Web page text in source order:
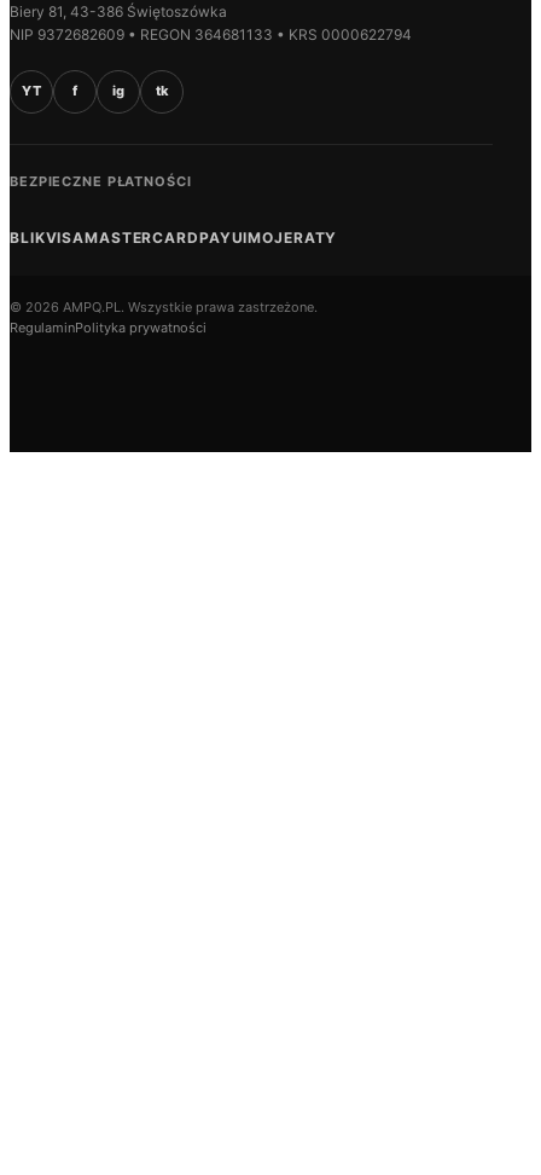
Biery 81, 43-386 Świętoszówka
NIP 9372682609 • REGON 364681133 • KRS 0000622794
YT f ig tk
BEZPIECZNE PŁATNOŚCI
BLIKVISAMASTERCARDPAYUIMOJERATY
© 2026 AMPQ.PL. Wszystkie prawa zastrzeżone.
RegulaminPolityka prywatności